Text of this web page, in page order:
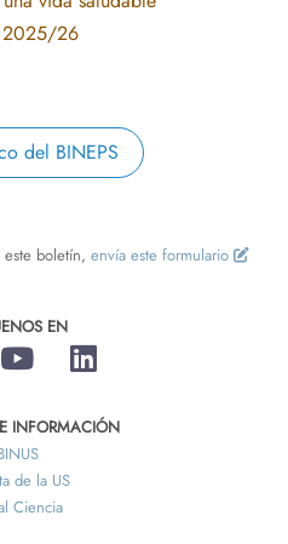
2025/26
del BINEPS
boletín, envía este formulario
EN
INFORMACIÓN
de la US
Ciencia